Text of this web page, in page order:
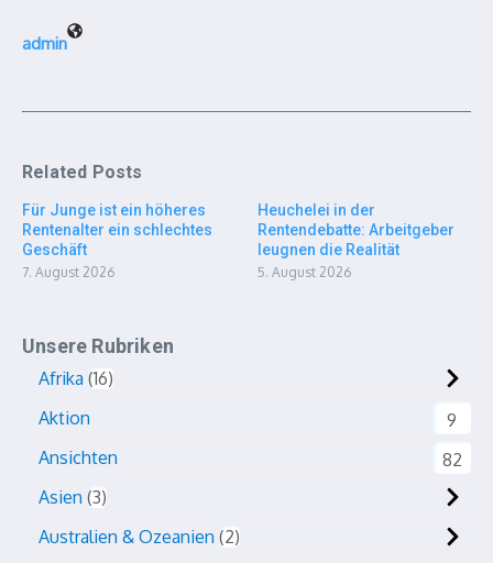
admin
Related Posts
Für Junge ist ein höheres
Rentenalter ein schlechtes
Geschäft
7. August 2026
Heuchelei in der
Rentendebatte: Arbeitgeber
leugnen die Realität
5. August 2026
Unsere Rubriken
Afrika 16
Aktion
9
Ansichten
82
Asien 3
Australien & Ozeanien 2